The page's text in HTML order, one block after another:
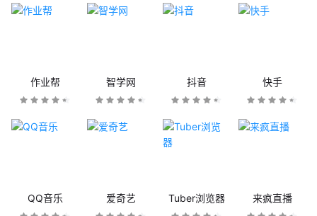
作业帮 智学网 抖音 快手
QQ音乐 爱奇艺 Tuber浏览器 来疯直播